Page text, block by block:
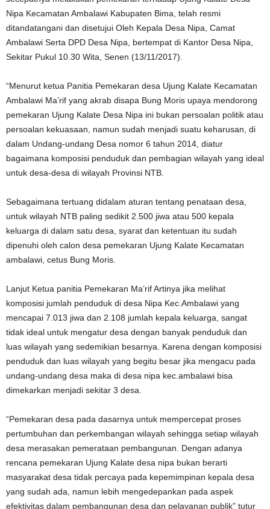
Nipa Kecamatan Ambalawi Kabupaten Bima, telah resmi
ditandatangani dan disetujui Oleh Kepala Desa Nipa, Camat
Ambalawi Serta DPD Desa Nipa, bertempat di Kantor Desa Nipa,
Sekitar Pukul 10.30 Wita, Senen (13/11/2017).
“Menurut ketua Panitia Pemekaran desa Ujung Kalate Kecamatan
Ambalawi Ma’rif yang akrab disapa Bung Moris upaya mendorong
pemekaran Ujung Kalate Desa Nipa ini bukan persoalan politik atau
persoalan kekuasaan, namun sudah menjadi suatu keharusan, di
dalam Undang-undang Desa nomor 6 tahun 2014, diatur
bagaimana komposisi penduduk dan pembagian wilayah yang ideal
untuk desa-desa di wilayah Provinsi NTB.
Sebagaimana tertuang didalam aturan tentang penataan desa,
untuk wilayah NTB paling sedikit 2.500 jiwa atau 500 kepala
keluarga di dalam satu desa, syarat dan ketentuan itu sudah
dipenuhi oleh calon desa pemekaran Ujung Kalate Kecamatan
ambalawi, cetus Bung Moris.
Lanjut Ketua panitia Pemekaran Ma’rif Artinya jika melihat
komposisi jumlah penduduk di desa Nipa Kec.Ambalawi yang
mencapai 7.013 jiwa dan 2.108 jumlah kepala keluarga, sangat
tidak ideal untuk mengatur desa dengan banyak penduduk dan
luas wilayah yang sedemikian besarnya. Karena dengan komposisi
penduduk dan luas wilayah yang begitu besar jika mengacu pada
undang-undang desa maka di desa nipa kec.ambalawi bisa
dimekarkan menjadi sekitar 3 desa.
“Pemekaran desa pada dasarnya untuk mempercepat proses
pertumbuhan dan perkembangan wilayah sehingga setiap wilayah
desa merasakan pemerataan pembangunan. Dengan adanya
rencana pemekaran Ujung Kalate desa nipa bukan berarti
masyarakat desa tidak percaya pada kepemimpinan kepala desa
yang sudah ada, namun lebih mengedepankan pada aspek
efektivitas dalam pembangunan desa dan pelayanan publik” tutur